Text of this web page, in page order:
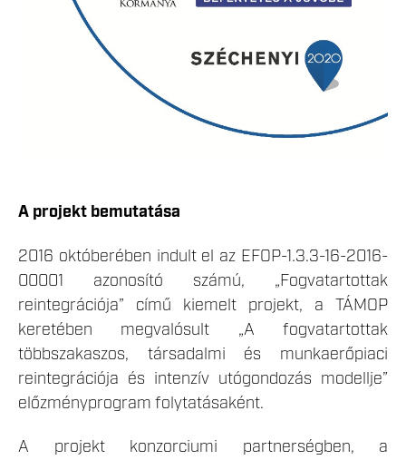
A projekt bemutatása
2016 októberében indult el az EFOP-1.3.3-16-2016-
00001 azonosító számú, „Fogvatartottak
reintegrációja” című kiemelt projekt, a TÁMOP
keretében megvalósult „A fogvatartottak
többszakaszos, társadalmi és munkaerőpiaci
reintegrációja és intenzív utógondozás modellje”
előzményprogram folytatásaként.
A projekt konzorciumi partnerségben, a